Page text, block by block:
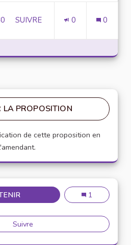
30 ABONNÉS
SUIVRE 0 0
LA PROPOSITION
de cette proposition en
MISE EN PLACE DE TUTORAT
Mise en place
1
Suivre Mise en place de tutorat